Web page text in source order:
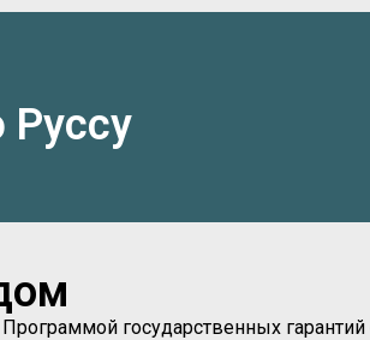
государственных